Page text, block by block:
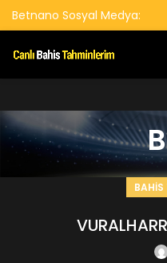
Betnano Sosyal Medya:
BAHIS